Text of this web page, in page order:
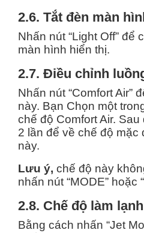
2.6. Tắt đèn màn
Nhấn nút “Light Off” để
màn hình hiển thị.
2.7. Điều chỉnh
Nhấn nút “Comfort Air”
này. Bạn Chọn một
chế độ Comfort Air. Sau
2 lần để về chế độ mặc
này.
Lưu ý, chế độ này
nhấn nút “MODE” hoặc
2.8. Chế độ làm
Bằng cách nhấn “Jet